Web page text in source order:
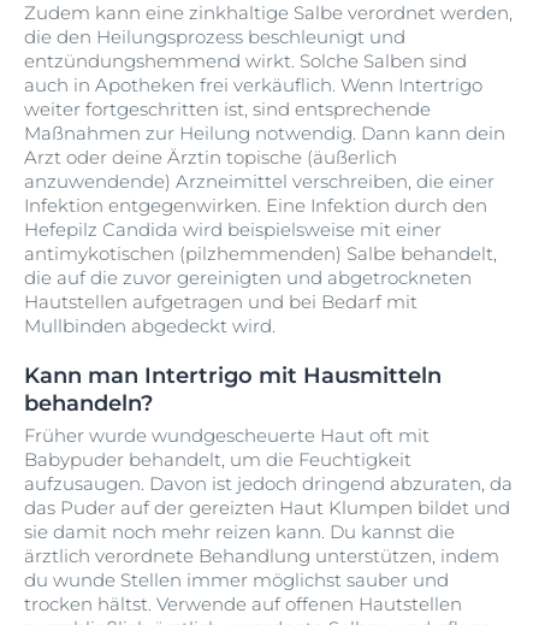
Zudem kann eine zinkhaltige Salbe verordnet werden,
die den Heilungsprozess beschleunigt und
entzündungshemmend wirkt. Solche Salben sind
auch in Apotheken frei verkäuflich. Wenn Intertrigo
weiter fortgeschritten ist, sind entsprechende
Maßnahmen zur Heilung notwendig. Dann kann dein
Arzt oder deine Ärztin topische (äußerlich
anzuwendende) Arzneimittel verschreiben, die einer
Infektion entgegenwirken. Eine Infektion durch den
Hefepilz Candida wird beispielsweise mit einer
antimykotischen (pilzhemmenden) Salbe behandelt,
die auf die zuvor gereinigten und abgetrockneten
Hautstellen aufgetragen und bei Bedarf mit
Mullbinden abgedeckt wird.
Kann man Intertrigo mit Hausmitteln
behandeln?
Früher wurde wundgescheuerte Haut oft mit
Babypuder behandelt, um die Feuchtigkeit
aufzusaugen. Davon ist jedoch dringend abzuraten, da
das Puder auf der gereizten Haut Klumpen bildet und
sie damit noch mehr reizen kann. Du kannst die
ärztlich verordnete Behandlung unterstützen, indem
du wunde Stellen immer möglichst sauber und
trocken hältst. Verwende auf offenen Hautstellen